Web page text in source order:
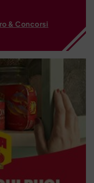
& Concorsi